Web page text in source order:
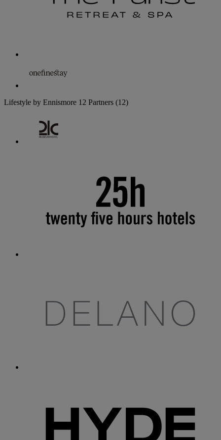
Lifestyle by Ennismore 12 Partners (12)